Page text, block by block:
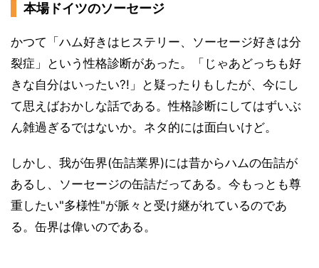
本場ドイツのソーセージ
かつて「ハム好きはヒステリー、ソーセージ好きは分
裂症」という性格診断があった。「じゃあどっちも好
きな自分はいったい?!」と疑ったりもしたが、今にし
て思えばおかしな話である。性格診断にしてはずいぶ
ん雑過ぎるではないか。ネタ的には面白いけど。
しかし、我が缶界(缶詰業界)には昔からハムの缶詰が
あるし、ソーセージの缶詰だってある。今もっとも尊
重したい"多様性"が脈々と受け継がれているのであ
る。缶界は偉いのである。